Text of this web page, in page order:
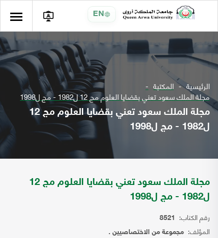
EN
الرئيسية المكتبة
مجلة الملك سعود تعني بقضايا العلوم مج 12 ل1982 - مج ل1998
مجلة الملك سعود تعني بقضايا العلوم مج 12
ل1982 - مج ل1998
مجلة الملك سعود تعني بقضايا العلوم مج 12
ل1982 - مج ل1998
رقم الكتاب: 8521
المؤلف: مجموعة من الاختصاصيين .